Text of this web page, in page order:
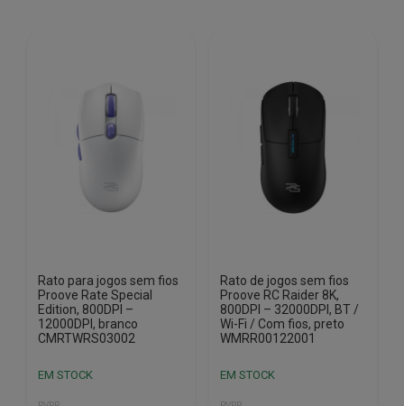
Rato para jogos sem fios
Proove Rate Special
Edition, 800DPI –
12000DPI, branco
CMRTWRS03002
EM STOCK
Rato de jogos sem fios
Proove RC Raider 8K,
800DPI – 32000DPI, BT /
Wi-Fi / Com fios, preto
WMRR00122001
EM STOCK